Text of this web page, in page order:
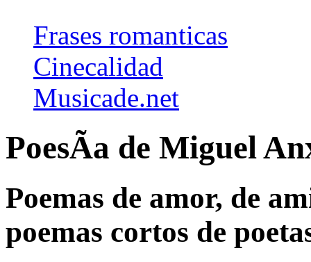
Frases romanticas
Cinecalidad
Musicade.net
PoesÃ­a de Miguel
Poemas de amor, de
poemas cortos de